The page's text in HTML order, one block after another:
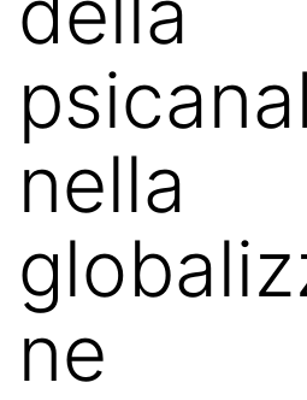
nella
ne